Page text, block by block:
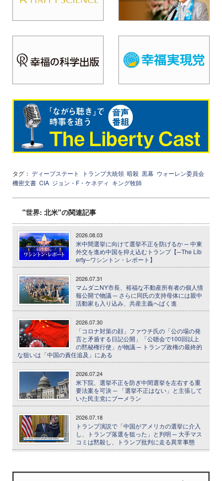
タグ： ディープステート トランプ大統領 暗殺 黒幕 ウォーレン委員会
機密文書 CIA ジョン・F・ケネディ キング牧師
"世界: 北米"の関連記事
2026.08.03
米中間選挙に向けて選挙不正を防げるか ─ 中東
外交を進め中国を抑え込むトランプ【─The Lib
erty─ワシントン・レポート】
2026.07.31
マムダニNY市長、裕福な不動産所有者の個人情
報公開で物議 ─ さらに同氏の支持母体には親中
活動家も入り込み、共産主義へばく進
2026.07.30
「コロナ対策の顔」ファウチ氏の「公の場の発
言と矛盾する日記公開」「公聴会で100回以上
の黙秘権行使」が物議 ─ トランプ政権の最終的
な狙いは「中国の責任追及」にある
2026.07.24
米下院、選挙不正を防ぎ中間選挙を左右する重
要法案を可決 ─ 「選挙不正はない」と主張して
いた民主党にブーメラン
2026.07.18
トランプ演説で「中国がアメリカの選挙に介入
し、トランプ落選を狙った」と判明 ─ 大手マス
コミは黙殺し、トランプ批判に走る異常事態